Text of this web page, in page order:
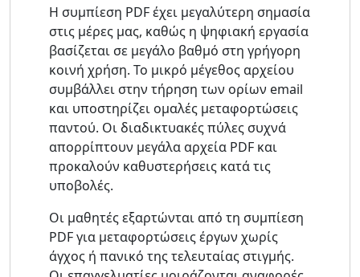
Η συμπίεση PDF έχει μεγαλύτερη σημασία
στις μέρες μας, καθώς η ψηφιακή εργασία
βασίζεται σε μεγάλο βαθμό στη γρήγορη
κοινή χρήση. Το μικρό μέγεθος αρχείου
συμβάλλει στην τήρηση των ορίων email
και υποστηρίζει ομαλές μεταφορτώσεις
παντού. Οι διαδικτυακές πύλες συχνά
απορρίπτουν μεγάλα αρχεία PDF και
προκαλούν καθυστερήσεις κατά τις
υποβολές.
Οι μαθητές εξαρτώνται από τη συμπίεση
PDF για μεταφορτώσεις έργων χωρίς
άγχος ή πανικό της τελευταίας στιγμής.